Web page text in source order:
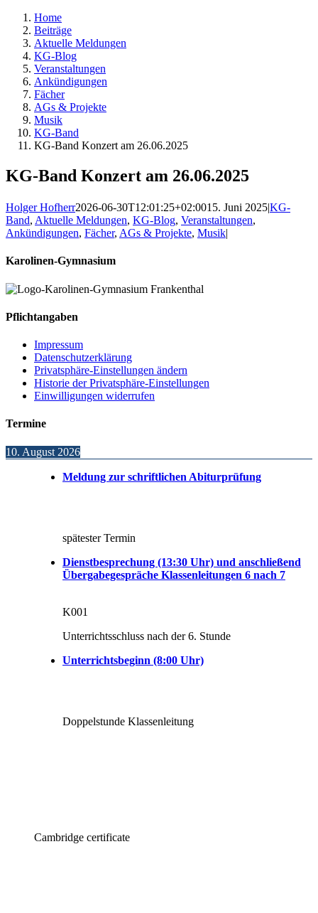
Home
Beiträge
Aktuelle Meldungen
KG-Blog
Veranstaltungen
Ankündigungen
Fächer
AGs & Projekte
Musik
KG-Band
KG-Band Konzert am 26.06.2025
KG-Band Konzert am 26.06.2025
Holger Hofherr2026-06-30T12:01:25+02:0015. Juni 2025|KG-
Band, Aktuelle Meldungen, KG-Blog, Veranstaltungen,
Ankündigungen, Fächer, AGs & Projekte, Musik|
Karolinen-Gymnasium
Pflichtangaben
Impressum
Datenschutzerklärung
Privatsphäre-Einstellungen ändern
Historie der Privatsphäre-Einstellungen
Einwilligungen widerrufen
Termine
10. August 2026
Meldung zur schriftlichen Abiturprüfung
spätester Termin
Dienstbesprechung (13:30 Uhr) und anschließend
Übergabegespräche Klassenleitungen 6 nach 7
K001
Unterrichtsschluss nach der 6. Stunde
Unterrichtsbeginn (8:00 Uhr)
Doppelstunde Klassenleitung
Cambridge certificate